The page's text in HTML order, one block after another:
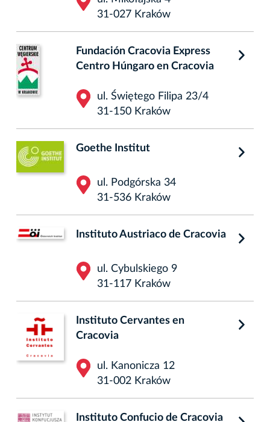
31-027 Kraków
Fundación Cracovia Express
Centro Húngaro en Cracovia
ul. Świętego Filipa 23/4
31-150 Kraków
Goethe Institut
ul. Podgórska 34
31-536 Kraków
Instituto Austriaco de Cracovia
ul. Cybulskiego 9
31-117 Kraków
Instituto Cervantes en
Cracovia
ul. Kanonicza 12
31-002 Kraków
Instituto Confucio de Cracovia